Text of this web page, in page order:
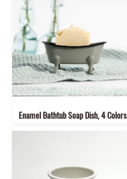
Enamel Bathtub Soap Dish, 4 Colors